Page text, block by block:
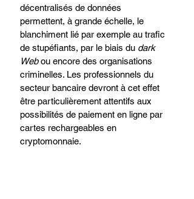
décentralisés de données
permettent, à grande échelle, le
blanchiment lié par exemple au trafic
de stupéfiants, par le biais du dark
Web ou encore des organisations
criminelles. Les professionnels du
secteur bancaire devront à cet effet
être particulièrement attentifs aux
possibilités de paiement en ligne par
cartes rechargeables en
cryptomonnaie.